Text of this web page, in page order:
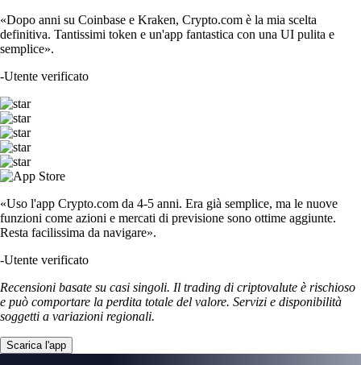
«Dopo anni su Coinbase e Kraken, Crypto.com è la mia scelta
definitiva. Tantissimi token e un'app fantastica con una UI pulita e
semplice».
-Utente verificato
«Uso l'app Crypto.com da 4-5 anni. Era già semplice, ma le nuove
funzioni come azioni e mercati di previsione sono ottime aggiunte.
Resta facilissima da navigare».
-Utente verificato
Recensioni basate su casi singoli. Il trading di criptovalute è rischioso
e può comportare la perdita totale del valore. Servizi e disponibilità
soggetti a variazioni regionali.
Scarica l'app